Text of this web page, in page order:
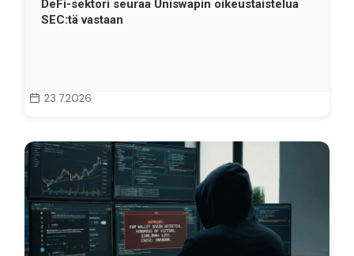
DeFi-sektori seuraa Uniswapin oikeustaistelua
SEC:tä vastaan
23.7.2026